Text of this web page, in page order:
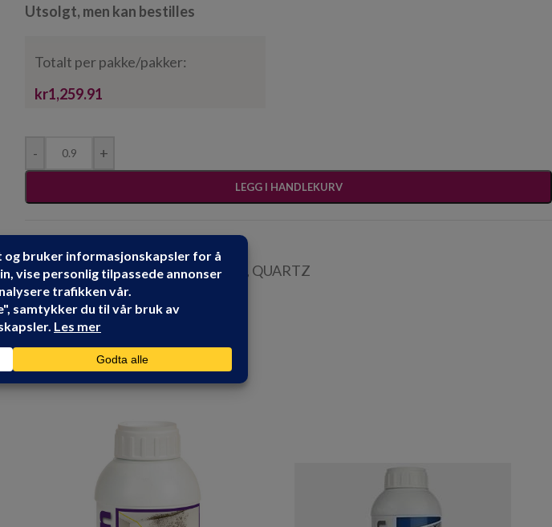
Utsolgt, men kan bestilles
Totalt per pakke/pakker:
kr1,259.91
- +
LEGG I HANDLEKURV
Produktnummer:
101117
Kategorier: FLISER, NATURSTEIN , QUARTZ
Stikkord:visible
Share: